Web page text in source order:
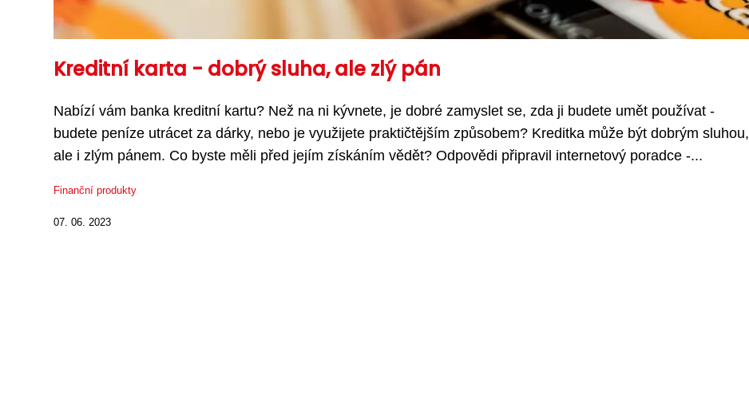
Kreditní karta - dobrý sluha, ale zlý pán
Nabízí vám banka kreditní kartu? Než na ni kývnete, je dobré zamyslet se, zda ji budete umět používat -
budete peníze utrácet za dárky, nebo je využijete praktičtějším způsobem? Kreditka může být dobrým sluhou,
ale i zlým pánem. Co byste měli před jejím získáním vědět? Odpovědi připravil internetový poradce -...
Finanční produkty
07. 06. 2023